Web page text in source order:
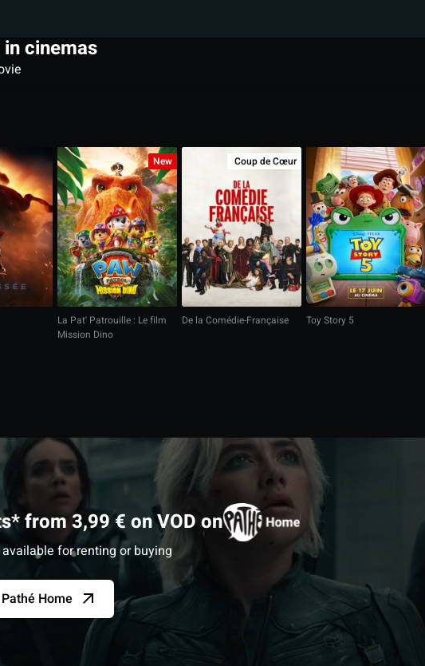
cinemas
La Pat' Patrouille : Le film
Mission Dino
New
De la Comédie-Française
Coup de Cœur
Toy Story 5
from 3,99 € on VOD on
for renting or buying
Home